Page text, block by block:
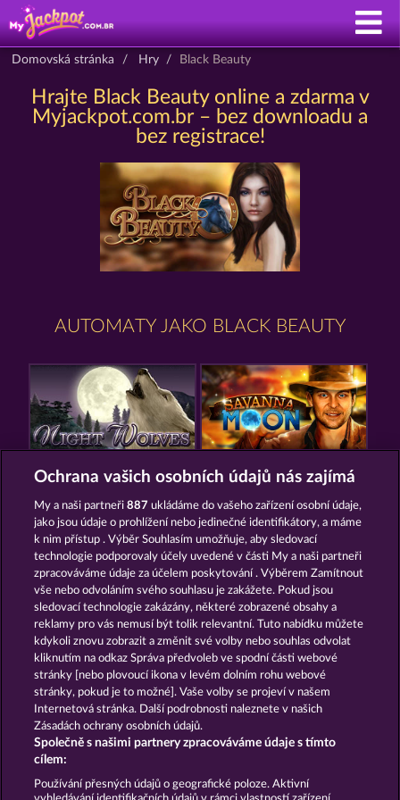
Domovská stránka Hry Black Beauty
Hrajte Black Beauty online a zdarma v
Myjackpot.com.br – bez downloadu a
bez registrace!
AUTOMATY JAKO BLACK BEAUTY
NIGHT WOLVES SAVANNA MOON
MAJESTIC KING ATLANTIC WILDS
Podmínky Prohlášení o ochraně údajů
Kontakt Společnost Časté dotazy
Partnerský program Facebook
Podat Žádost o Odstoupení
Ochrana vašich osobních údajů nás zajímá
My a naši partneři887 ukládáme do vašeho zařízení osobní údaje,
jako jsou údaje o prohlížení nebo jedinečné identifikátory, a máme
k nim přístup . Výběr Souhlasím umožňuje, aby sledovací
technologie podporovaly účely uvedené v části My a naši partneři
zpracováváme údaje za účelem poskytování . Výběrem Zamítnout
vše nebo odvoláním svého souhlasu je zakážete. Pokud jsou
sledovací technologie zakázány, některé zobrazené obsahy a
reklamy pro vás nemusí být tolik relevantní. Tuto nabídku můžete
kdykoli znovu zobrazit a změnit své volby nebo souhlas odvolat
kliknutím na odkaz Správa předvoleb ve spodní části webové
stránky [nebo plovoucí ikona v levém dolním rohu webové
stránky, pokud je to možné]. Vaše volby se projeví v našem
Internetová stránka. Další podrobnosti naleznete v našich
Zásadách ochrany osobních údajů.
Společně s našimi partnery zpracováváme údaje s tímto
cílem:
Používání přesných údajů o geografické poloze. Aktivní